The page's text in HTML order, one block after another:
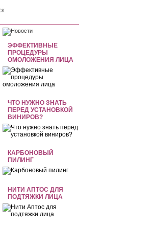
ЭФФЕКТИВНЫЕ
ПРОЦЕДУРЫ
ОМОЛОЖЕНИЯ ЛИЦА
ЧТО НУЖНО ЗНАТЬ
ПЕРЕД УСТАНОВКОЙ
ВИНИРОВ?
КАРБОНОВЫЙ
ПИЛИНГ
НИТИ АПТОС ДЛЯ
ПОДТЯЖКИ ЛИЦА